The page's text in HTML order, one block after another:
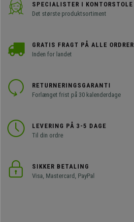
SPECIALISTER I KONTORSTOLE
Det største produktsortiment
GRATIS FRAGT PÅ ALLE ORDRER
Inden for landet
RETURNERINGSGARANTI
Forlænget frist på 30 kalenderdage
LEVERING PÅ 3-5 DAGE
Til din ordre
SIKKER BETALING
Visa, Mastercard, PayPal